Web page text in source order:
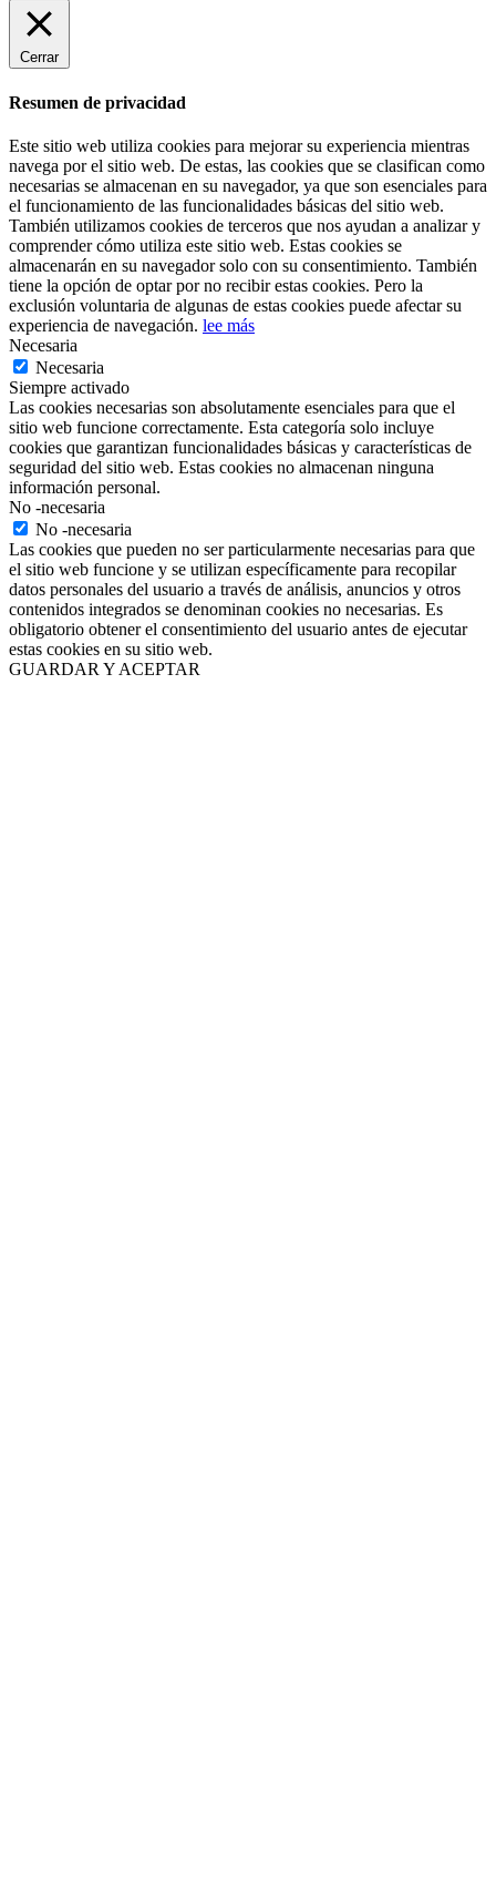
Cerrar
Resumen de privacidad
Este sitio web utiliza cookies para mejorar su experiencia mientras
navega por el sitio web. De estas, las cookies que se clasifican como
necesarias se almacenan en su navegador, ya que son esenciales para
el funcionamiento de las funcionalidades básicas del sitio web.
También utilizamos cookies de terceros que nos ayudan a analizar y
comprender cómo utiliza este sitio web. Estas cookies se
almacenarán en su navegador solo con su consentimiento. También
tiene la opción de optar por no recibir estas cookies. Pero la
exclusión voluntaria de algunas de estas cookies puede afectar su
experiencia de navegación. lee más
Necesaria
Necesaria
Siempre activado
Las cookies necesarias son absolutamente esenciales para que el
sitio web funcione correctamente. Esta categoría solo incluye
cookies que garantizan funcionalidades básicas y características de
seguridad del sitio web. Estas cookies no almacenan ninguna
información personal.
No -necesaria
No -necesaria
Las cookies que pueden no ser particularmente necesarias para que
el sitio web funcione y se utilizan específicamente para recopilar
datos personales del usuario a través de análisis, anuncios y otros
contenidos integrados se denominan cookies no necesarias. Es
obligatorio obtener el consentimiento del usuario antes de ejecutar
estas cookies en su sitio web.
GUARDAR Y ACEPTAR